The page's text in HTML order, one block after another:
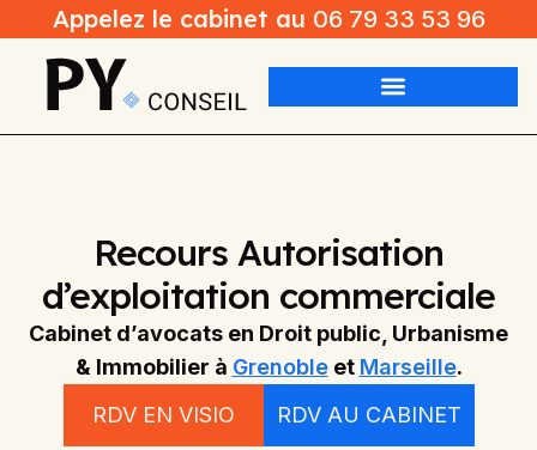
Appelez le cabinet au 06 79 33 53 96
Recours Autorisation
d’exploitation commerciale
Cabinet d’avocats en Droit public, Urbanisme
& Immobilier à Grenobleet Marseille.
RDV EN VISIO
RDV AU CABINET